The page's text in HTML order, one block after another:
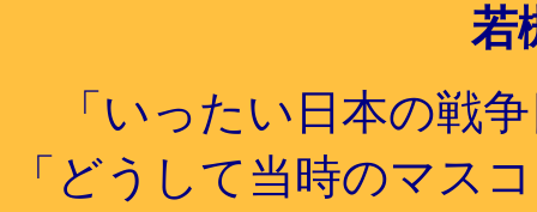
若
「いったい日本の戦
「どうして当時のマス